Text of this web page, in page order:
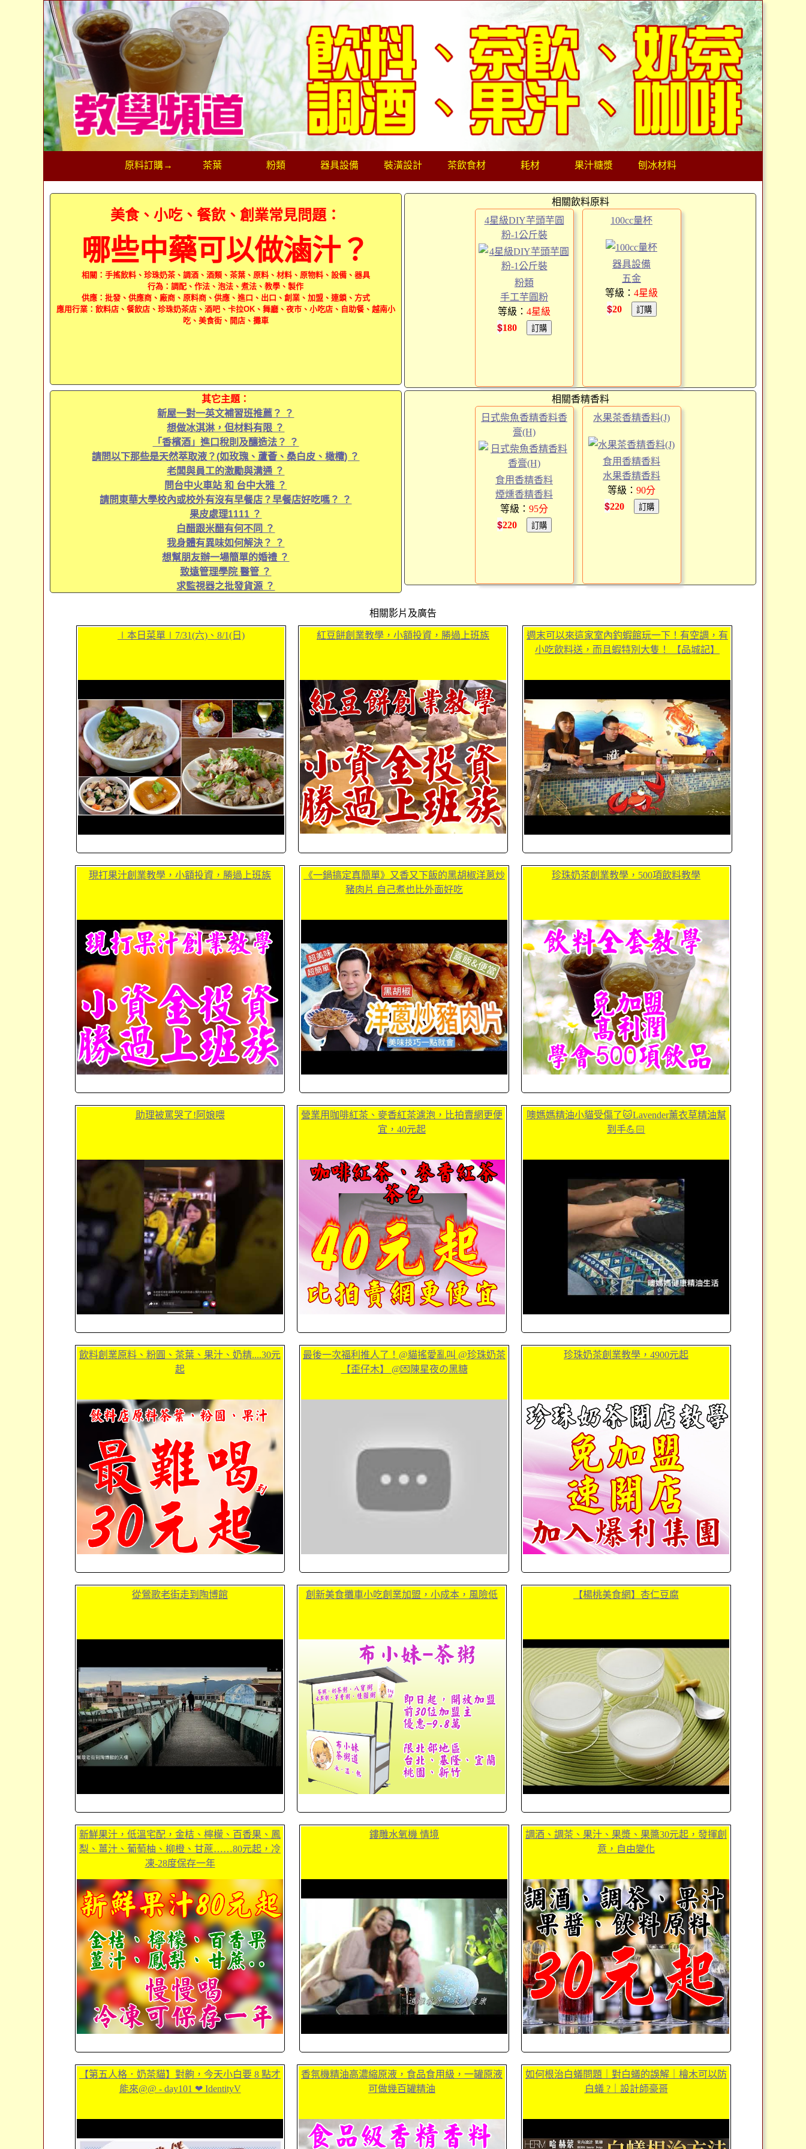
原料訂購→ 茶葉 粉類 器具設備 裝潢設計 茶飲食材 耗材 果汁糖漿 刨冰材料
美食、小吃、餐飲、創業常見問題：
哪些中藥可以做滷汁？
相關：手搖飲料、珍珠奶茶、調酒、酒類、茶葉、原料、材料、原物料、設備、器具
行為：調配、作法、泡法、煮法、教學、製作
供應：批發、供應商、廠商、原料商、供應、進口、出口、創業、加盟、連鎖、方式
應用行業：飲料店、餐飲店、珍珠奶茶店、酒吧、卡拉OK、舞廳、夜市、小吃店、自助餐、越南小
吃、美食街、開店、攤車
相關飲料原料
4星級DIY芋頭芋圓
粉-1公斤裝
粉類
手工芋圓粉
等級： 4星級
$180
100cc量杯
器具設備
五金
等級： 4星級
$20
其它主題：
新屋一對一英文補習班推薦？ ？
想做冰淇淋，但材料有限 ？
「香檳酒」進口稅則及釀造法？ ？
請問以下那些是天然萃取液？(如玫瑰、蘆薈、桑白皮、橄欖) ？
老闆與員工的激勵與溝通 ？
問台中火車站 和 台中大雅 ？
請問東華大學校內或校外有沒有早餐店？早餐店好吃嗎？ ？
果皮處理1111 ？
白醋跟米醋有何不同 ？
我身體有異味如何解決？ ？
想幫朋友辦一場簡單的婚禮 ？
致遠管理學院 醫管 ？
求監視器之批發貨源 ？
相關香精香料
日式柴魚香精香料香
膏(H)
食用香精香料
煙燻香精香料
等級： 95分
$220
水果茶香精香料(J)
食用香精香料
水果香精香料
等級： 90分
$220
相關影片及廣告
∣本日菜單∣7/31(六)、8/1(日) 紅豆餅創業教學，小額投資，勝過上班族
週末可以來這家室內釣蝦館玩一下！有空調，有
小吃飲料送，而且蝦特別大隻！ 【品城記】
現打果汁創業教學，小額投資，勝過上班族
《一鍋搞定真簡單》又香又下飯的黑胡椒洋蔥炒
豬肉片 自己煮也比外面好吃
珍珠奶茶創業教學，500項飲料教學
助理被罵哭了!阿娘喂
營業用咖啡紅茶、麥香紅茶濾泡，比拍賣網更便
宜，40元起
噢媽媽精油小貓受傷了🐱Lavender薰衣草精油幫
到手💪🏻
飲料創業原料、粉圓、茶葉、果汁、奶精....30元
起
最後一次福利推人了！@貓搖愛亂叫 @珍珠奶茶
【歪仔木】 @💌陳星夜の黑糖
珍珠奶茶創業教學，4900元起
從鶯歌老街走到陶博館 創新美食攤車小吃創業加盟，小成本，風險低 【楊桃美食網】杏仁豆腐
新鮮果汁，低溫宅配，金桔、檸檬、百香果、鳳
梨、薑汁、葡萄柚、柳橙、甘蔗……80元起，冷
凍-28度保存一年
鏤雕水氧機 情境
調酒、調茶、果汁、果漿、果醬30元起，發揮創
意，自由變化
【第五人格．奶茶貓】對齁，今天小白要 8 點才
能來@@ - day101 ❤ IdentityV
香氛機精油高濃縮原液，食品食用級，一罐原液
可做幾百罐精油
如何根治白蟻問題｜對白蟻的誤解｜檜木可以防
白蟻 ?｜設計師豪哥